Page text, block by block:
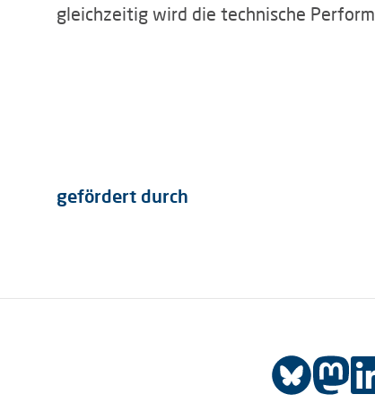
gleichzeitig wird die technische
gefördert durch